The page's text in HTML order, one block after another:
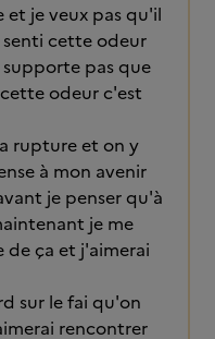
et je veux pas qu'il
cette odeur
pas que
odeur c'est
rupture et on y
à mon avenir
je penser qu'à
je me
de ça et j'aimerai
sur le fai qu'on
rencontrer